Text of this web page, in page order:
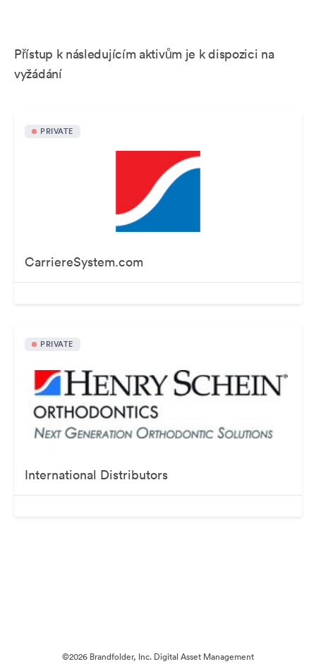
Přístup k následujícím aktivům je k dispozici na
vyžádání
PRIVATE
CarriereSystem.com
PRIVATE
International Distributors
©2026 Brandfolder, Inc. Digital Asset Management